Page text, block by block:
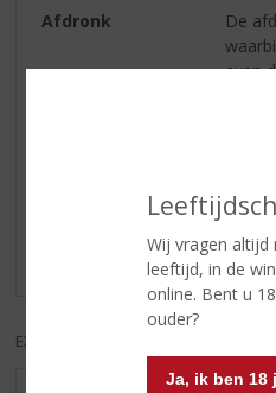
Wij vragen altijd
leeftijd, in de
online. Bent u
ouder?
Ja, ik ben 18
Afdronk
De
even
Schrijf een review
Er zijn nog geen reviews
EXCL. BTW